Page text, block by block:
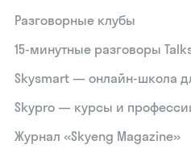
Разговорные клубы
15‑минутные разговоры
Skysmart — онлайн-школа
Skypro — курсы и
Журнал «Skyeng Magazine»